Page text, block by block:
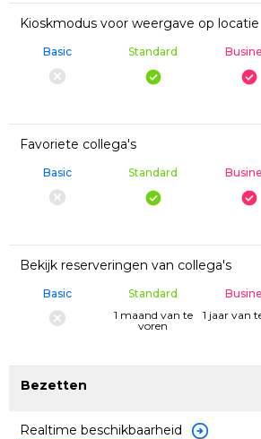
Kioskmodus voor weergave op locatie
Basic Standard
Favoriete collega's
Basic Standard
Bekijk reserveringen van collega's
Basic
Standard
1 maand van te
voren
1 jaar van
Bezetten
Realtime beschikbaarheid